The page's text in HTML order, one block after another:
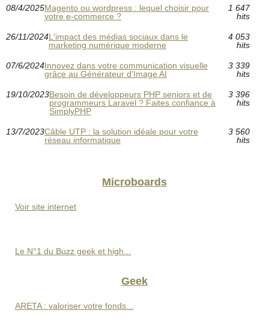
08/4/2025Magento ou wordpress : lequel choisir pour
votre e-commerce ?
1 647
hits
26/11/2024L'impact des médias sociaux dans le
marketing numérique moderne
4 053
hits
07/6/2024Innovez dans votre communication visuelle
grâce au Générateur d'Image AI
3 339
hits
19/10/2023Besoin de développeurs PHP seniors et de
programmeurs Laravel ? Faites confiance à
SimplyPHP
3 396
hits
13/7/2023Câble UTP : la solution idéale pour votre
réseau informatique
3 560
hits
Microboards
Voir site internet
Le N°1 du Buzz geek et high...
Geek
ARETA : valoriser votre fonds...